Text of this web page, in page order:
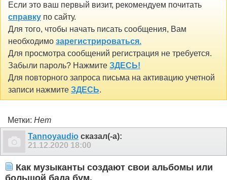
Если это ваш первый визит, рекомендуем почитать
справку по сайту.
Для того, чтобы начать писать сообщения, Вам
необходимо зарегистрироваться.
Для просмотра сообщений регистрация не требуется.
Забыли пароль? Нажмите ЗДЕСЬ!
Для повторного запроса письма на активацию учетной
записи нажмите ЗДЕСЬ.
Метки: Нет
Tannoyaudio сказал(-а):
21.12.2020 18:00
Как музыканты создают свои альбомы или